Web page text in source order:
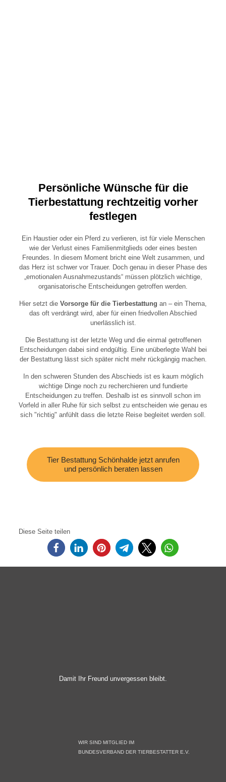
Persönliche Wünsche für die
Tierbestattung rechtzeitig vorher
festlegen
Ein Haustier oder ein Pferd zu verlieren, ist für viele Menschen
wie der Verlust eines Familienmitglieds oder eines besten
Freundes. In diesem Moment bricht eine Welt zusammen, und
das Herz ist schwer vor Trauer. Doch genau in dieser Phase des
„emotionalen Ausnahmezustands“ müssen plötzlich wichtige,
organisatorische Entscheidungen getroffen werden.
Hier setzt die Vorsorge für die Tierbestattung an – ein Thema,
das oft verdrängt wird, aber für einen friedvollen Abschied
unerlässlich ist.
Die Bestattung ist der letzte Weg und die einmal getroffenen
Entscheidungen dabei sind endgültig. Eine unüberlegte Wahl bei
der Bestattung lässt sich später nicht mehr rückgängig machen.
In den schweren Stunden des Abschieds ist es kaum möglich
wichtige Dinge noch zu recherchieren und fundierte
Entscheidungen zu treffen. Deshalb ist es sinnvoll schon im
Vorfeld in aller Ruhe für sich selbst zu entscheiden wie genau es
sich "richtig" anfühlt dass die letzte Reise begleitet werden soll.
Tier Bestattung Schönhalde jetzt anrufen
und persönlich beraten lassen
Diese Seite teilen
Damit Ihr Freund unvergessen bleibt.
WIR SIND MITGLIED IM
BUNDESVERBAND DER TIERBESTATTER E.V.